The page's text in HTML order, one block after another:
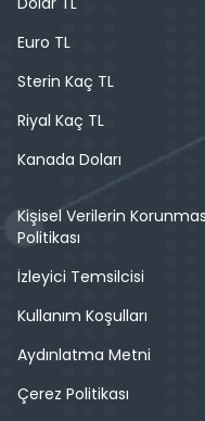
Euro TL
Sterin Kaç TL
Riyal Kaç TL
Kanada Doları
Kişisel Verilerin
Politikası
İzleyici Temsilcisi
Kullanım Koşulları
Aydınlatma Metni
Çerez Politikası